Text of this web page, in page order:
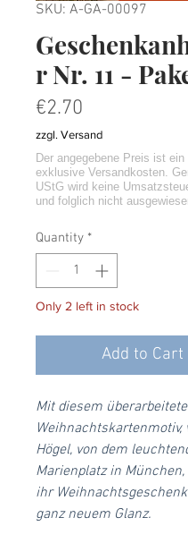
SKU: A-GA-00097
r Nr. 11 -
€2.70
zzgl. Versand
Quantity *
Only 2 left in stock
Add to Cart
Mit diesem
Weihnachtskartenmotiv,
Högel, von dem
Marienplatz in
ihr
ganz neuem Glanz.